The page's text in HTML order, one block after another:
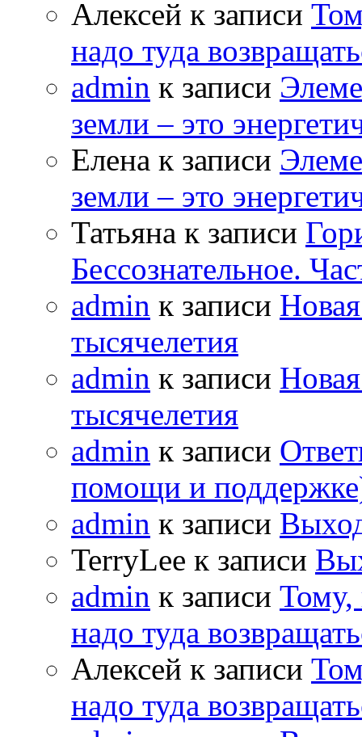
Алексей к записи
надо туда
admin к записи
земли – это
Елена к записи
земли – это
Татьяна к записи
Бессознательное.
admin к записи
тысячелетия
admin к записи
тысячелетия
admin к записи
помощи и
admin к записи
TerryLee к записи
admin к записи Тому,
надо туда
Алексей к записи
надо туда